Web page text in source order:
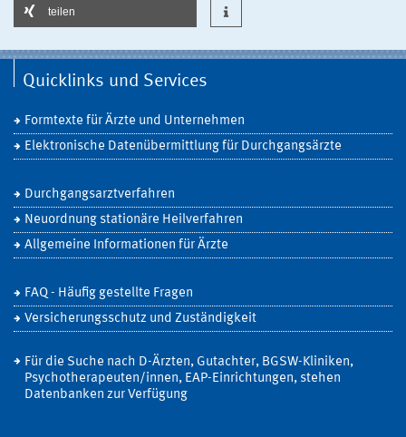
teilen
Quicklinks und Services
Formtexte für Ärzte und Unternehmen
Elektronische Datenübermittlung für Durchgangsärzte
Durchgangsarztverfahren
Neuordnung stationäre Heilverfahren
Allgemeine Informationen für Ärzte
FAQ - Häufig gestellte Fragen
Versicherungsschutz und Zuständigkeit
Für die Suche nach D-Ärzten, Gutachter, BGSW-Kliniken,
Psychotherapeuten/innen, EAP-Einrichtungen, stehen
Datenbanken zur Verfügung